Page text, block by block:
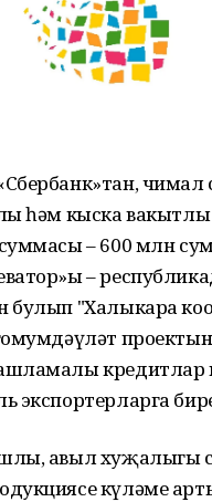
чимал
һәм кыска
– 600 млн
–
булып "Халыкара
кредитлар
экспортерларга
авыл хуҗалыгы
күләме